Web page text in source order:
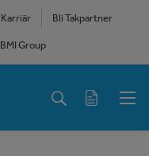
Karriär Bli Takpartner
BMI Group